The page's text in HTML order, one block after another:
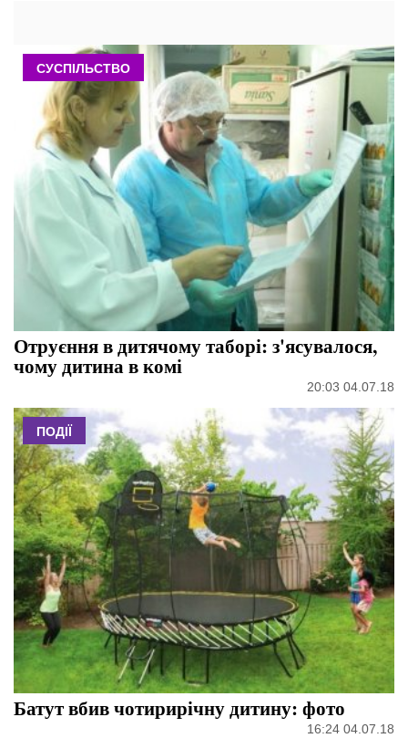
СУСПІЛЬСТВО
Отруєння в дитячому таборі: з'ясувалося,
чому дитина в комі
20:03 04.07.18
ПОДІЇ
Батут вбив чотирирічну дитину: фото
16:24 04.07.18